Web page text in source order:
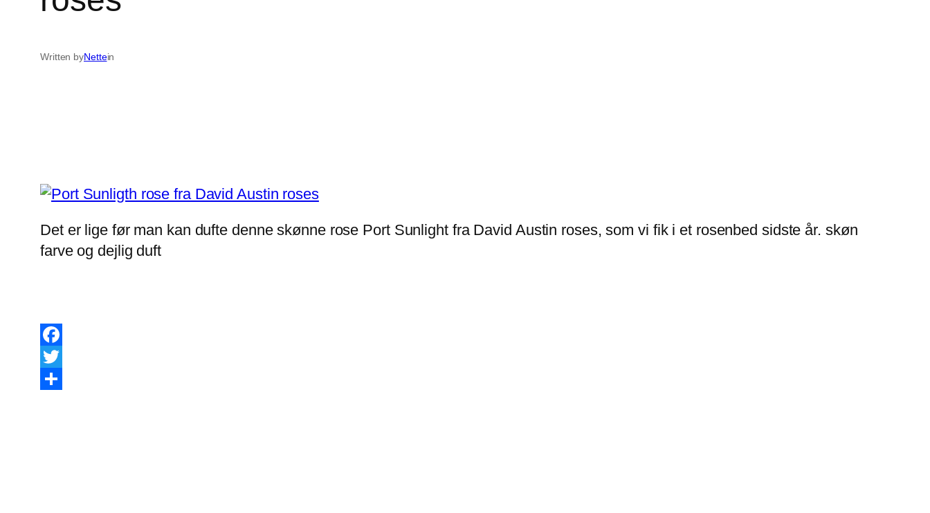
Written byNettein
Det er lige før man kan dufte denne skønne rose Port Sunlight fra David Austin roses, som vi fik i et rosenbed sidste år. skøn
farve og dejlig duft
Facebook
Twitter